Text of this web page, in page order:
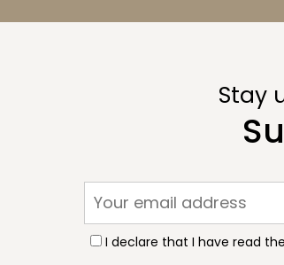
Stay
I declare that I have read